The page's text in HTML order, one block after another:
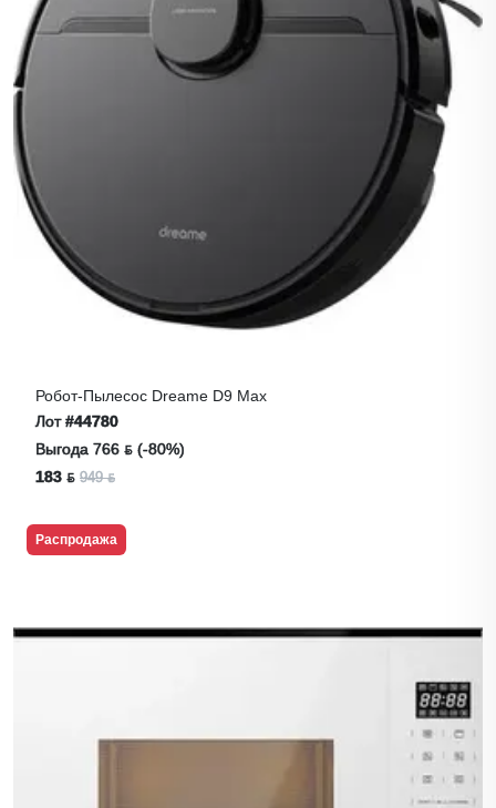
Робот-Пылесос Dreame D9 Max
Лот#44780
Выгода 766 ƃ (-80%)
183 ƃ 949 ƃ
Распродажа